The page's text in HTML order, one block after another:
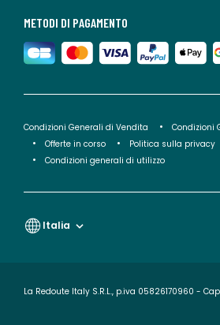
METODI DI PAGAMENTO
Condizioni Generali di Vendita
Condizioni
Offerte in corso
Politica sulla privacy
Condizioni generali di utilizzo
Italia
La Redoute Italy S.R.L., p.iva 05826170960 -